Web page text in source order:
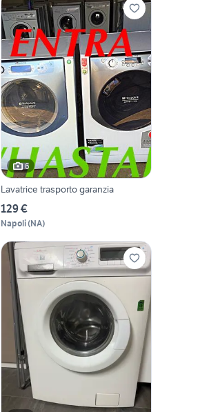
6
Lavatrice trasporto garanzia
129 €
Napoli(NA)